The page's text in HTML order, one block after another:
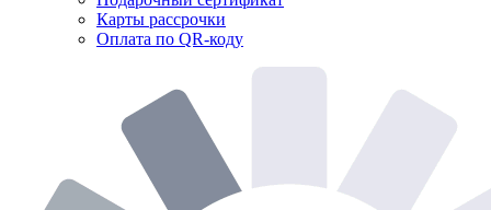
Карты рассрочки
Оплата по QR-коду